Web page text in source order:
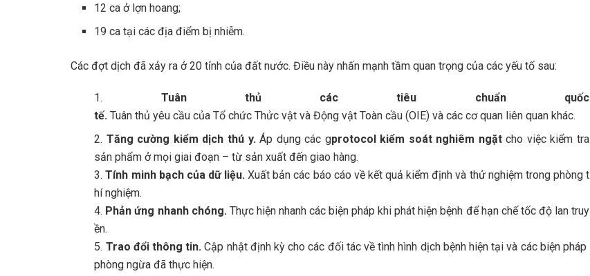
12 ca ở lợn hoang;
19 ca tại các địa điểm bị nhiễm.
Các đợt dịch đã xảy ra ở 20 tỉnh của đất nước. Điều này nhấn mạnh tầm quan trọng của các yếu tố sau:
1. Tuân thủ các tiêu chuẩn quốc
tế. Tuân thủ yêu cầu của Tổ chức Thửc vật và Động vật Toàn cầu (OIE) và các cơ quan liên quan khác.
2. Tăng cường kiểm dịch thú y.Áp dụng các gprotocol kiểm soát nghiêm ngặtcho việc kiểm tra
sản phẩm ở mọi giai đoạn – từ sản xuất đến giao hàng.
3.Tính minh bạch của dữ liệu. Xuất bản các báo cáo về kết quả kiểm định và thử nghiệm trong phòng t
hí nghiệm.
4. Phản ứng nhanh chóng.Thực hiện nhanh các biện pháp khi phát hiện bệnh để hạn chế tốc độ lan truy
ền.
5. Trao đổi thông tin. Cập nhật định kỳ cho các đối tác về tình hình dịch bệnh hiện tại và các biện pháp
phòng ngừa đã thực hiện.